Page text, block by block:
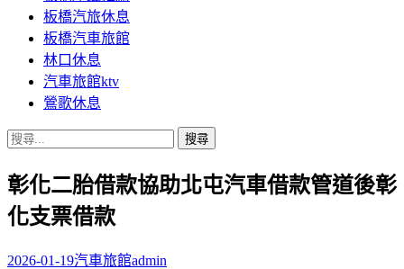
板橋汽旅休息
板橋汽車旅館
林口休息
汽車旅館ktv
鶯歌休息
搜
關
鍵
字:
彰化二胎借款協助北屯汽車借款管道後彰
化支票借款
2026-01-19汽車旅館admin